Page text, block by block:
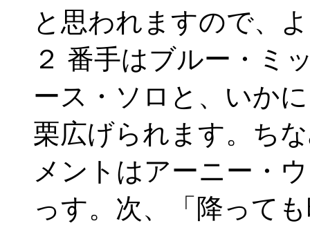
と思われますので、
２ 番手はブルー・ミ
ース・ソロと、いか
栗広げられます。ち
メントはアーニー・
っす。次、「降って